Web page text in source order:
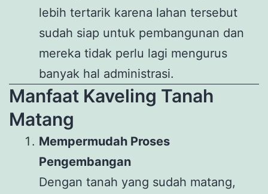
lebih tertarik karena lahan tersebut
sudah siap untuk pembangunan dan
mereka tidak perlu lagi mengurus
banyak hal administrasi.
Manfaat Kaveling Tanah
Matang
Mempermudah Proses
Pengembangan
Dengan tanah yang sudah matang,